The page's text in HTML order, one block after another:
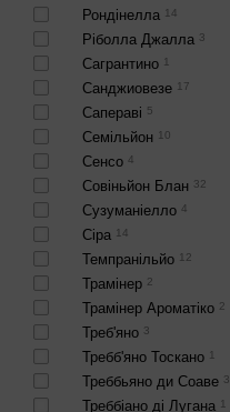
Рондінелла 14
Ріболла Джалла 3
Сагрантино 1
Санджиовезе 17
Сапераві 5
Семільйон 10
Сенсо 4
Совіньйон Блан 32
Сузуманіелло 4
Сіра 14
Темпранільйо 12
Трамінер 2
Трамінер Ароматіко 2
Треб'яно 3
Требб'яно Тоскано 1
Треббьяно ди Соаве 3
Треббіано ді Лугана 1